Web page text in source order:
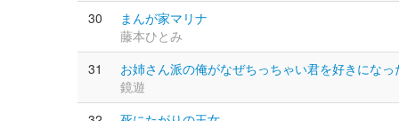
30
まんが家マリナ
藤本ひとみ
31
お姉さん派の俺がなぜちっちゃい君を好きになっ
鏡遊